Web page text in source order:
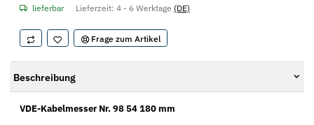
lieferbar Lieferzeit: 4 - 6 Werktage (DE)
Frage zum Artikel
Beschreibung
VDE-Kabelmesser Nr. 98 54 180 mm